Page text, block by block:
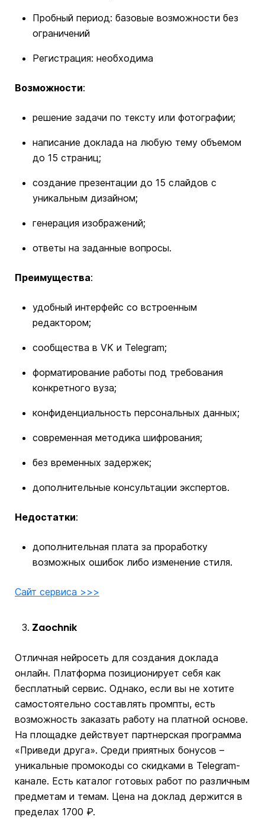
Пробный период: базовые возможности без
ограничений
Регистрация: необходима
Возможности:
решение задачи по тексту или фотографии;
написание доклада на любую тему объемом
до 15 страниц;
создание презентации до 15 слайдов с
уникальным дизайном;
генерация изображений;
ответы на заданные вопросы.
Преимущества:
удобный интерфейс со встроенным
редактором;
сообщества в VK и Telegram;
форматирование работы под требования
конкретного вуза;
конфиденциальность персональных данных;
современная методика шифрования;
без временных задержек;
дополнительные консультации экспертов.
Недостатки:
дополнительная плата за проработку
возможных ошибок либо изменение стиля.
Сайт сервиса >>>
Zaochnik
Отличная нейросеть для создания доклада
онлайн. Платформа позиционирует себя как
бесплатный сервис. Однако, если вы не хотите
самостоятельно составлять промпты, есть
возможность заказать работу на платной основе.
На площадке действует партнерская программа
«Приведи друга». Среди приятных бонусов –
уникальные промокоды со скидками в Telegram-
канале. Есть каталог готовых работ по различным
предметам и темам. Цена на доклад держится в
пределах 1700 ₽.